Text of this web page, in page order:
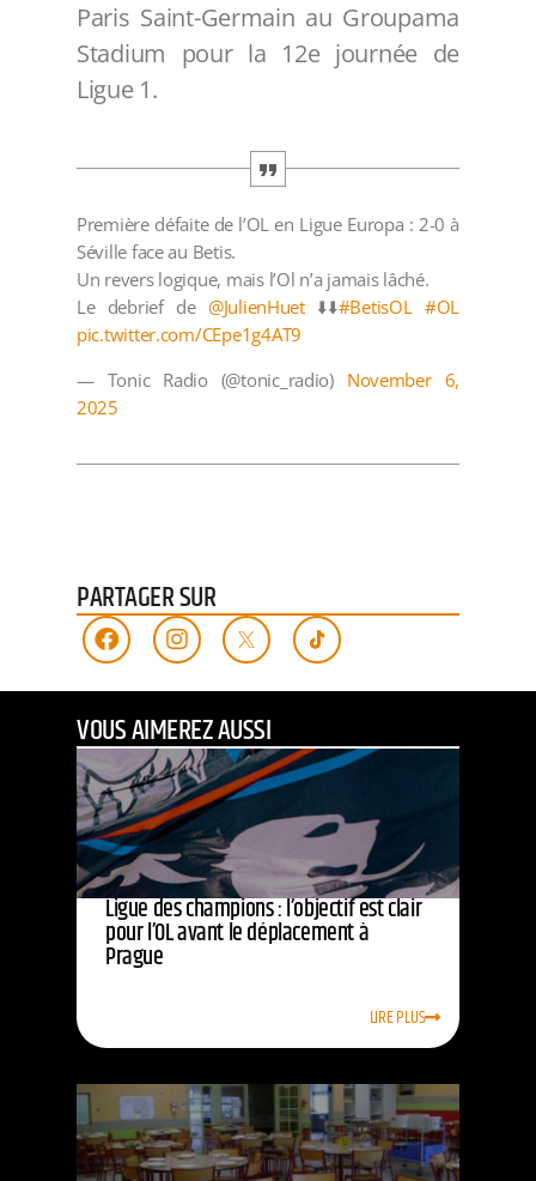
Paris Saint-Germain au Groupama
Stadium pour la 12e journée de
Ligue 1.
Première défaite de l’OL en Ligue Europa : 2-0 à
Séville face au Betis.
Un revers logique, mais l’Ol n’a jamais lâché.
Le debrief de @JulienHuet⬇️⬇️#BetisOL #OL
pic.twitter.com/CEpe1g4AT9
— Tonic Radio (@tonic_radio) November 6,
2025
PARTAGER SUR
VOUS AIMEREZ AUSSI
Ligue des champions : l’objectif est clair
pour l’OL avant le déplacement à
Prague
LIRE PLUS